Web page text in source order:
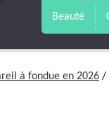
Beauté
à fondue en 2026 /